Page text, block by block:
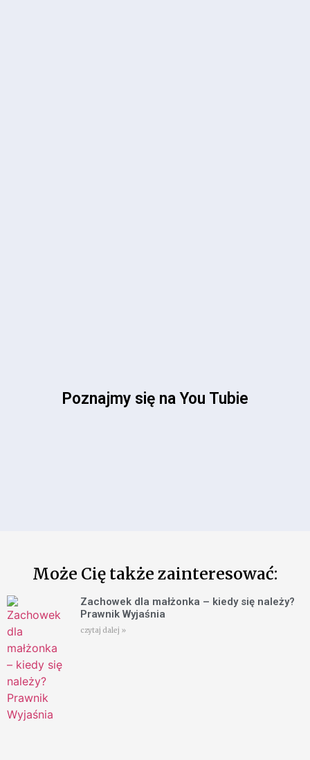
Poznajmy się na You Tubie
Może Cię także zainteresować:
Zachowek dla małżonka – kiedy się należy?
Prawnik Wyjaśnia
czytaj dalej »